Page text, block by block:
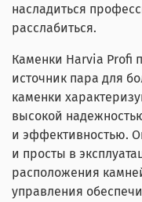
насладиться
расслабиться.
Каменки Harvia Profi
источник пара для
каменки
высокой
и эффективностью.
и просты в
расположения
управления